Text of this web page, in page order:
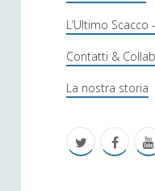
s
o
f
c
L’Ultimo
Contatti &
La nostra storia
f